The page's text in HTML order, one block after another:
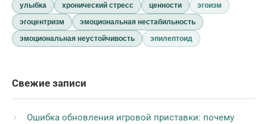
улыбка
хронический стресс ценности
эгоизм
эгоцентризм
эмоциональная нестабильность
эмоциональная неустойчивость
эпилептоид
Свежие записи
Ошибка обновления игровой приставки: почему